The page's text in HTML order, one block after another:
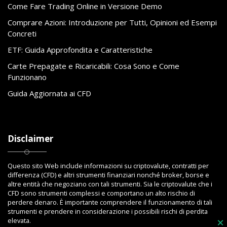
×
Come Fare Trading Online in Versione Demo
Comprare Azioni: Introduzione per Tutti, Opinioni ed Esempi
Concreti
ETF: Guida Approfondita e Caratteristiche
Carte Prepagate e Ricaricabili: Cosa Sono e Come
Funzionano
Guida Aggiornata ai CFD
Disclaimer
Questo sito Web include informazioni su criptovalute, contratti per
differenza (CFD) e altri strumenti finanziari nonché broker, borse e
altre entità che negoziano con tali strumenti. Sia le criptovalute che i
CFD sono strumenti complessi e comportano un alto rischio di
perdere denaro. È importante comprendere il funzionamento di tali
strumenti e prendere in considerazione i possibili rischi di perdita
elevata.